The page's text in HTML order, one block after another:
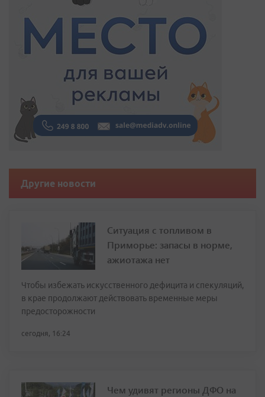
Другие новости
Ситуация с топливом в
Приморье: запасы в норме,
ажиотажа нет
Чтобы избежать искусственного дефицита и спекуляций,
в крае продолжают действовать временные меры
предосторожности
сегодня, 16:24
Чем удивят регионы ДФО на